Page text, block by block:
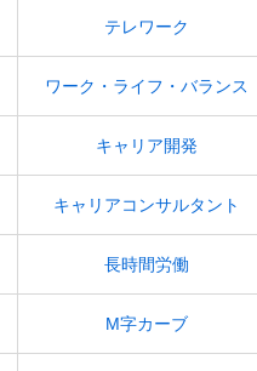
テレワーク
ワーク・ライフ・バランス
キャリア開発
キャリアコンサルタント
長時間労働
M字カーブ